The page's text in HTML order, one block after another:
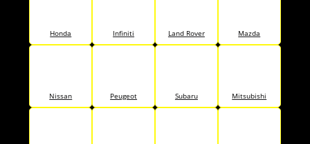
Honda Infiniti Land Rover Mazda
Nissan Peugeot Subaru Mitsubishi